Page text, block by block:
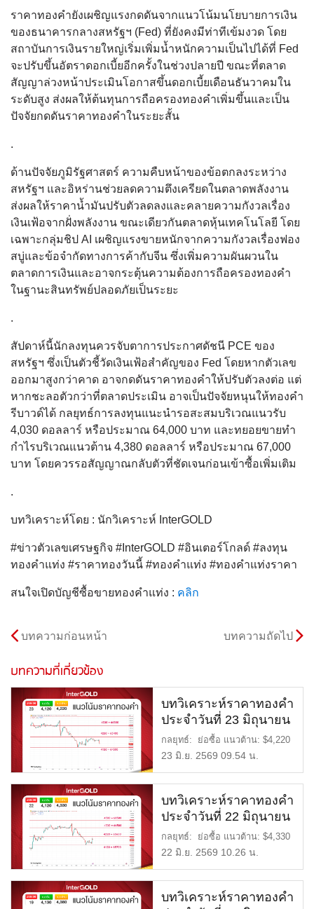
ราคาทองคำยังเผชิญแรงกดดันจากแนวโน้มนโยบายการเงิน
ของธนาคารกลางสหรัฐฯ (Fed) ที่ยังคงมีท่าทีเข้มงวด โดย
สถาบันการเงินรายใหญ่เริ่มเพิ่มน้ำหนักความเป็นไปได้ที่ Fed
จะปรับขึ้นอัตราดอกเบี้ยอีกครั้งในช่วงปลายปี ขณะที่ตลาด
สัญญาล่วงหน้าประเมินโอกาสขึ้นดอกเบี้ยเดือนธันวาคมใน
ระดับสูง ส่งผลให้ต้นทุนการถือครองทองคำเพิ่มขึ้นและเป็น
ปัจจัยกดดันราคาทองคำในระยะสั้น
.
ด้านปัจจัยภูมิรัฐศาสตร์ ความคืบหน้าของข้อตกลงระหว่าง
สหรัฐฯ และอิหร่านช่วยลดความตึงเครียดในตลาดพลังงาน
ส่งผลให้ราคาน้ำมันปรับตัวลดลงและคลายความกังวลเรื่อง
เงินเฟ้อจากฝั่งพลังงาน ขณะเดียวกันตลาดหุ้นเทคโนโลยี โดย
เฉพาะกลุ่มชิป AI เผชิญแรงขายหนักจากความกังวลเรื่องฟอง
สบู่และข้อจำกัดทางการค้ากับจีน ซึ่งเพิ่มความผันผวนใน
ตลาดการเงินและอาจกระตุ้นความต้องการถือครองทองคำ
ในฐานะสินทรัพย์ปลอดภัยเป็นระยะ
.
สัปดาห์นี้นักลงทุนควรจับตาการประกาศดัชนี PCE ของ
สหรัฐฯ ซึ่งเป็นตัวชี้วัดเงินเฟ้อสำคัญของ Fed โดยหากตัวเลข
ออกมาสูงกว่าคาด อาจกดดันราคาทองคำให้ปรับตัวลงต่อ แต่
หากชะลอตัวกว่าที่ตลาดประเมิน อาจเป็นปัจจัยหนุนให้ทองคำ
รีบาวด์ได้ กลยุทธ์การลงทุนแนะนำรอสะสมบริเวณแนวรับ
4,030 ดอลลาร์ หรือประมาณ 64,000 บาท และทยอยขายทำ
กำไรบริเวณแนวต้าน 4,380 ดอลลาร์ หรือประมาณ 67,000
บาท โดยควรรอสัญญาณกลับตัวที่ชัดเจนก่อนเข้าซื้อเพิ่มเติม
.
บทวิเคราะห์โดย : นักวิเคราะห์ InterGOLD
#ข่าวตัวเลขเศรษฐกิจ #InterGOLD #อินเตอร์โกลด์ #ลงทุน
ทองคำแท่ง #ราคาทองวันนี้ #ทองคำแท่ง #ทองคำแท่งราคา
สนใจเปิดบัญชีซื้อขายทองคำแท่ง : คลิก
บทความก่อนหน้า บทความถัดไป
บทความที่เกี่ยวข้อง
บทวิเคราะห์ราคาทองคำ
ประจำวันที่ 23 มิถุนายน
2569
กลยุทธ์: ย่อซื้อ แนวต้าน: $4,220
= 65,400 บาท แนวรับ: […]
23 มิ.ย. 2569 09.54 น.
บทวิเคราะห์ราคาทองคำ
ประจำวันที่ 22 มิถุนายน
2569
กลยุทธ์: ย่อซื้อ แนวต้าน: $4,330
= 66,500 บาท แนวรับ: […]
22 มิ.ย. 2569 10.26 น.
บทวิเคราะห์ราคาทองคำ